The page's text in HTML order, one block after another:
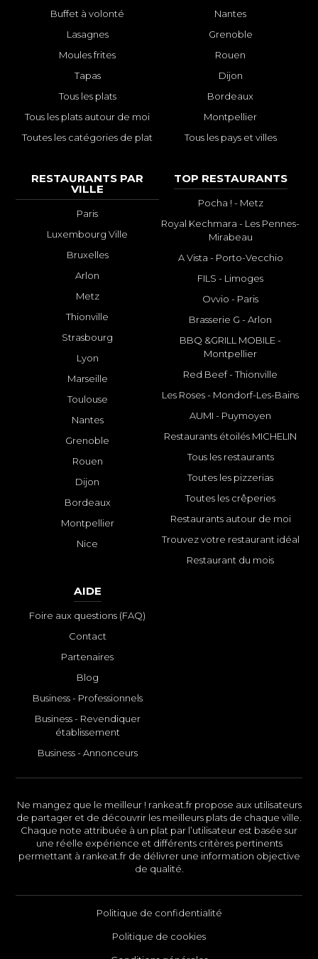
Buffet à volonté
Lasagnes
Moules frites
Tapas
Tous les plats
Tous les plats autour de moi
Toutes les catégories de plat
Nantes
Grenoble
Rouen
Dijon
Bordeaux
Montpellier
Tous les pays et villes
RESTAURANTS PAR
VILLE
Paris
Luxembourg Ville
Bruxelles
Arlon
Metz
Thionville
Strasbourg
Lyon
Marseille
Toulouse
Nantes
Grenoble
Rouen
Dijon
Bordeaux
Montpellier
Nice
TOP RESTAURANTS
Pocha ! - Metz
Royal Kechmara - Les Pennes-
Mirabeau
A Vista - Porto-Vecchio
FILS - Limoges
Ovvio - Paris
Brasserie G - Arlon
BBQ &GRILL MOBILE -
Montpellier
Red Beef - Thionville
Les Roses - Mondorf-Les-Bains
AUMI - Puymoyen
Restaurants étoilés MICHELIN
Tous les restaurants
Toutes les pizzerias
Toutes les crêperies
Restaurants autour de moi
Trouvez votre restaurant idéal
Restaurant du mois
AIDE
Foire aux questions (FAQ)
Contact
Partenaires
Blog
Business - Professionnels
Business - Revendiquer
établissement
Business - Annonceurs
Ne mangez que le meilleur ! rankeat.fr propose aux utilisateurs
de partager et de découvrir les meilleurs plats de chaque ville.
Chaque note attribuée à un plat par l’utilisateur est basée sur
une réelle expérience et différents critères pertinents
permettant à rankeat.fr de délivrer une information objective
de qualité.
Politique de confidentialité
Politique de cookies